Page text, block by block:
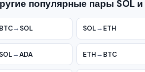
популярные пары SOL и
BTC→ SOL SOL → ETH
SOL →ADA ETH → BTC